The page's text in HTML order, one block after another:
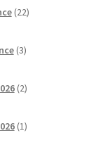
22izdelkov
3izdelki
2izdelka
1izdelek